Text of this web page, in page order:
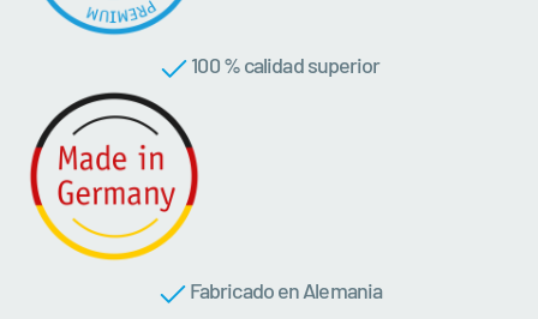
100 % calidad superior
Fabricado en Alemania